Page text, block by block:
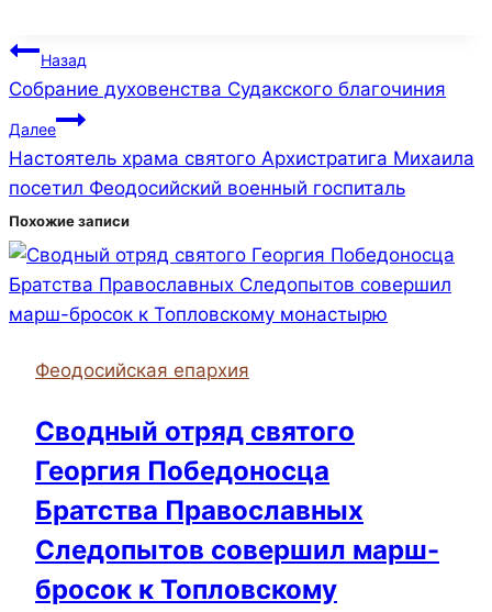
Навигация
по
записям
Назад
Собрание духовенства Судакского благочиния
Далее
Настоятель храма святого Архистратига Михаила
посетил Феодосийский военный госпиталь
Похожие записи
Феодосийская епархия
Сводный отряд святого
Георгия Победоносца
Братства Православных
Следопытов совершил марш-
бросок к Топловскому